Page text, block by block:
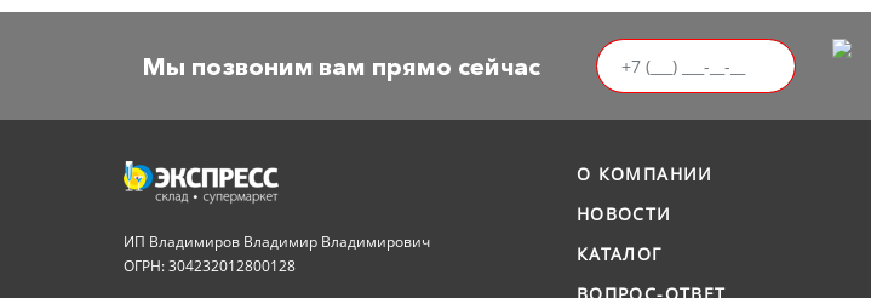
Мы позвоним вам прямо сейчас
ИП Владимиров Владимир Владимирович
ОГРН: 304232012800128
О КОМПАНИИ
НОВОСТИ
КАТАЛОГ